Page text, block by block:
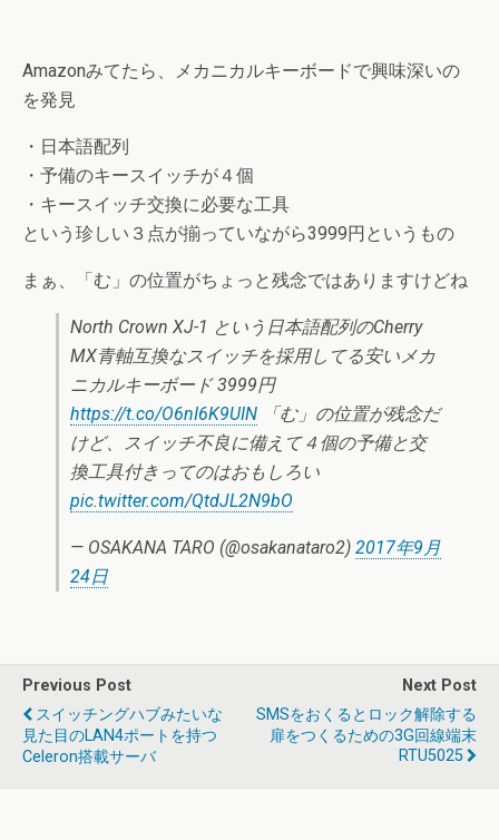
Amazonみてたら、メカニカルキーボードで興味深いの
を発見
・日本語配列
・予備のキースイッチが４個
・キースイッチ交換に必要な工具
という珍しい３点が揃っていながら3999円というもの
まぁ、「む」の位置がちょっと残念ではありますけどね
North Crown XJ-1 という日本語配列のCherry
MX青軸互換なスイッチを採用してる安いメカ
ニカルキーボード 3999円
https://t.co/O6nI6K9UIN 「む」の位置が残念だ
けど、スイッチ不良に備えて４個の予備と交
換工具付きってのはおもしろい
pic.twitter.com/QtdJL2N9bO
— OSAKANA TARO (@osakanataro2) 2017年9月
24日
Previous Post
スイッチングハブみたいな
見た目のLAN4ポートを持つ
Celeron搭載サーバ
Next Post
SMSをおくるとロック解除する
扉をつくるための3G回線端末
RTU5025